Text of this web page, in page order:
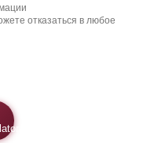
отказаться в любое